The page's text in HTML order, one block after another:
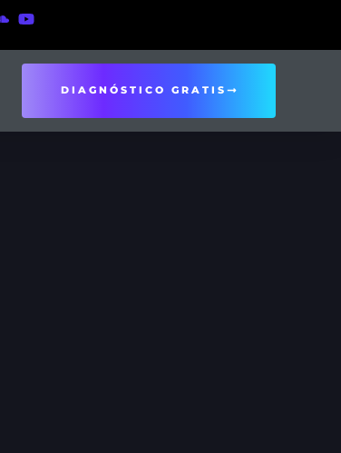
DIAGNÓSTICO GRATIS